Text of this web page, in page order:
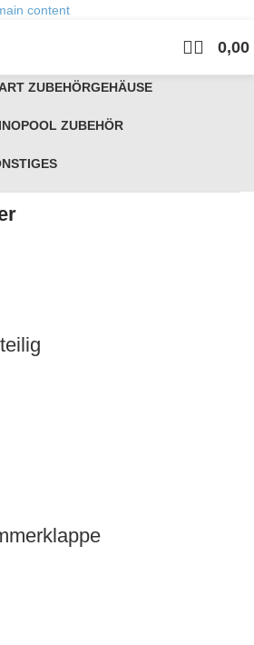
content
0,00
ZUBEHÖRGEHÄUSE
POOL ZUBEHÖR